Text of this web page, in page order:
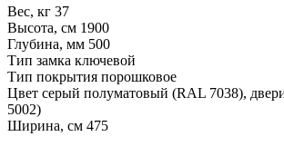
Вес, кг 37
Высота, см 1900
Глубина, мм 500
Тип замка ключевой
Тип покрытия порошковое
Цвет cерый полуматовый (RAL 7038),
5002)
Ширина, см 475